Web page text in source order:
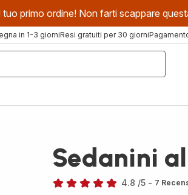
primo ordine! Non farti scappare
in 1-3 giorniResi gratuiti per 30 giorni
Sedanini
4.8 /5 - 7